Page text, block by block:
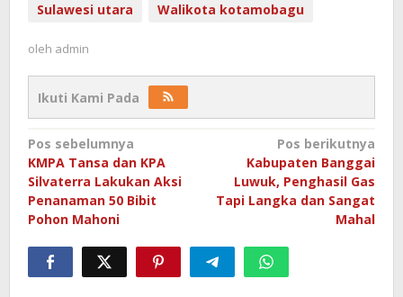
Sulawesi utara
Walikota kotamobagu
oleh admin
Ikuti Kami Pada
Navigasi
pos
Pos sebelumnya
KMPA Tansa dan KPA
Silvaterra Lakukan Aksi
Penanaman 50 Bibit
Pohon Mahoni
Pos berikutnya
Kabupaten Banggai
Luwuk, Penghasil Gas
Tapi Langka dan Sangat
Mahal